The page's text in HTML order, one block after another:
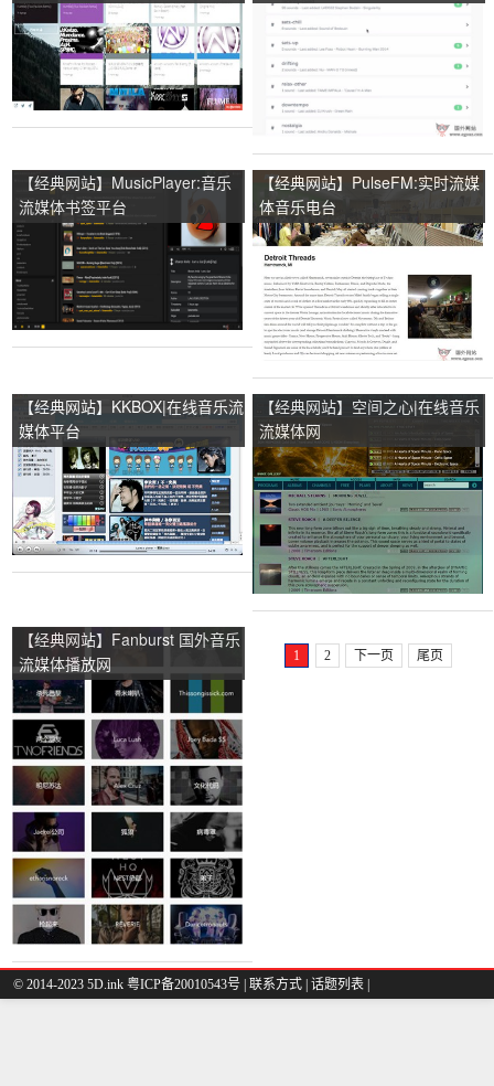
【经典网站】MusicPlayer:音乐
流媒体书签平台
【经典网站】PulseFM:实时流媒
体音乐电台
【经典网站】KKBOX|在线音乐流
媒体平台
【经典网站】空间之心|在线音乐
流媒体网
【经典网站】Fanburst 国外音乐
流媒体播放网
1 2 下一页 尾页
© 2014-2023 5D.ink 粤ICP备20010543号 联系方式 话题列表